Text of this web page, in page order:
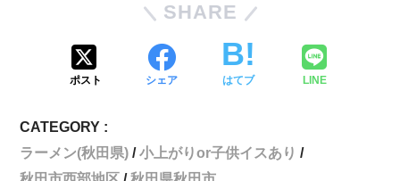
SHARE
ポスト シェア はてブ LINE
CATEGORY :
ラーメン(秋田県)
小上がりor子供イスあり